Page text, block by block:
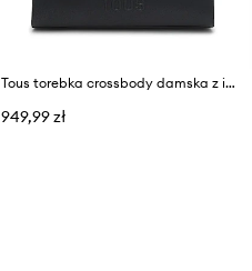
Tous torebka crossbody damska z imitacji skóry
949,99 zł